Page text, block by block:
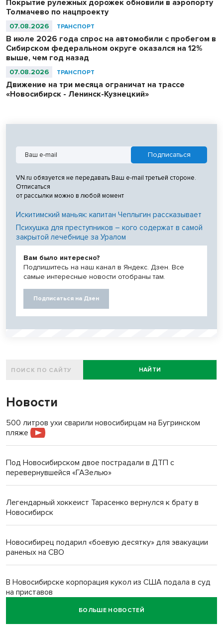
Покрытие рулежных дорожек обновили в аэропорту
Толмачево по нацпроекту
07.08.2026 ТРАНСПОРТ
В июле 2026 года спрос на автомобили с пробегом в
Сибирском федеральном округе оказался на 12%
выше, чем год назад
07.08.2026 ТРАНСПОРТ
Движение на три месяца ограничат на трассе
«Новосибирск - Ленинск-Кузнецкий»
VN.ru обязуется не передавать Ваш e-mail третьей стороне.
Отписаться
от рассылки можно в любой момент
Искитимский маньяк: капитан Чеплыгин рассказывает
Психушка для преступников – кого содержат в самой
закрытой лечебнице за Уралом
Вам было интересно?
Подпишитесь на наш канал в Яндекс. Дзен. Все
самые интересные новости отобраны там.
Подписаться на Дзен
НАЙТИ
Новости
500 литров ухи сварили новосибирцам на Бугринском
пляже
Под Новосибирском двое пострадали в ДТП с
перевернувшейся «ГАЗелью»
Легендарный хоккеист Тарасенко вернулся к брату в
Новосибирск
Новосибирец подарил «боевую десятку» для эвакуации
раненых на СВО
В Новосибирске корпорация кукол из США подала в суд
на приставов
В Новосибирске минздрав объявил бесплатную
БОЛЬШЕ НОВОСТЕЙ